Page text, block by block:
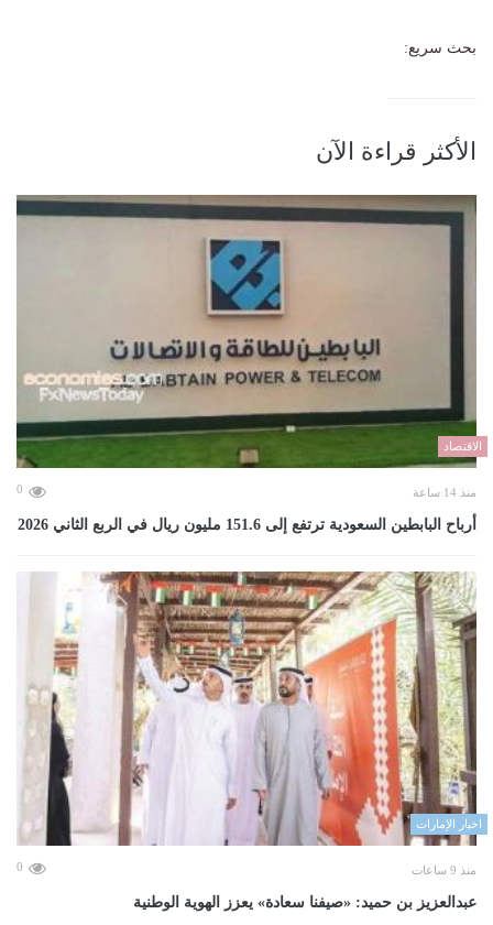
بحث سريع:
الأكثر قراءة الآن
الاقتصاد
منذ 14 ساعة 0
أرباح البابطين السعودية ترتفع إلى 151.6 مليون ريال في الربع الثاني 2026
اخبار الإمارات
منذ 9 ساعات 0
عبدالعزيز بن حميد: «صيفنا سعادة» يعزز الهوية الوطنية